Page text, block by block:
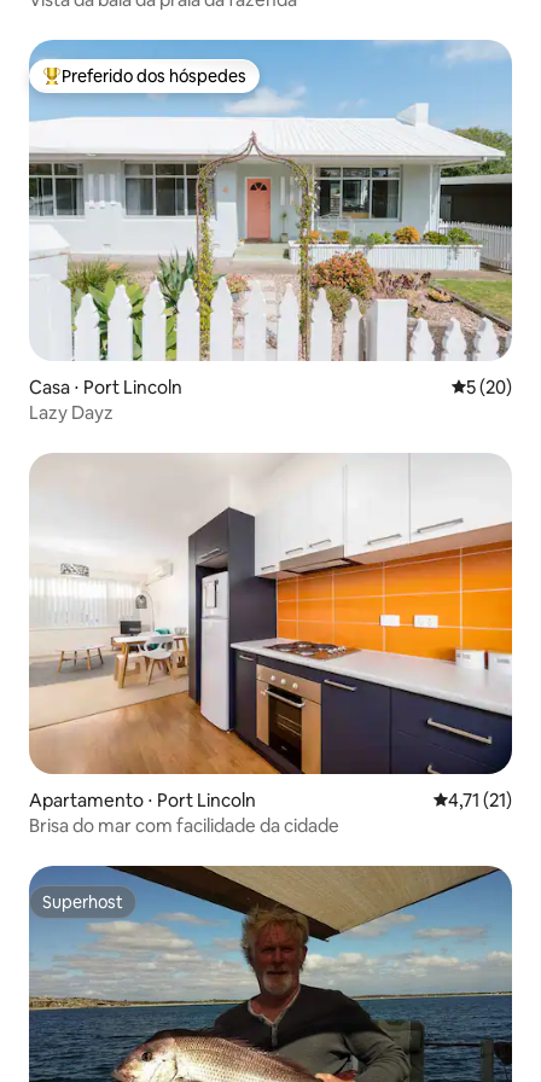
Entre os melhores preferidos dos hóspedes
Preferido dos hóspedes
Casa ⋅ Port Lincoln 5 de uma
5 (20)
Lazy Dayz
Apartamento ⋅ Port Lincoln 4,71 de uma
4,71 (21)
Brisa do mar com facilidade da cidade
Superhost
Superhost